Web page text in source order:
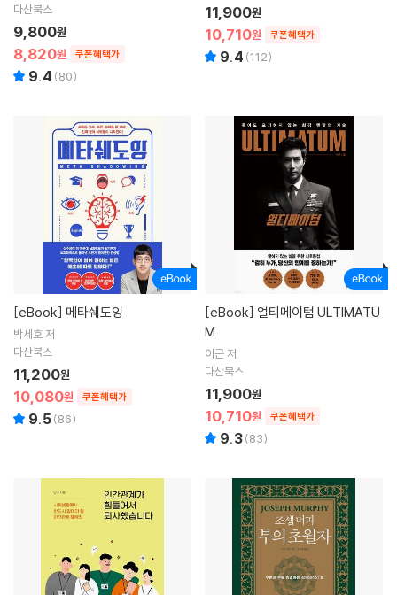
다산북스
8,820원 쿠폰혜택가
9,800원
9.4 (80)
10,710원 쿠폰혜택가
11,900원
9.4 (112)
[eBook] 메타쉐도잉
박세호 저
다산북스
10,080원 쿠폰혜택가
11,200원
9.5(86)
[eBook]
M
이근 저
다산북스
10,710원 쿠폰혜택가
11,900원
9.3(83)